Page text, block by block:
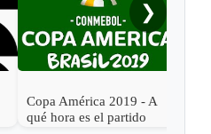
Copa América 2019 - A
qué hora es el partido
❯